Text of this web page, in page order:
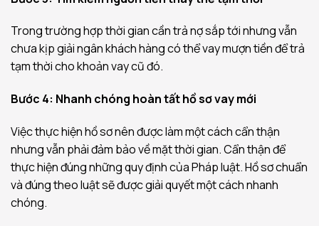
Trong trường hợp thời gian cần trả nợ sắp tới nhưng vẫn
chưa kịp giải ngân khách hàng có thể vay mượn tiền để trả
tạm thời cho khoản vay cũ đó.
Bước 4: Nhanh chóng hoàn tất hồ sơ vay mới
Việc thực hiện hồ sơ nên được làm một cách cẩn thận
nhưng vẫn phải đảm bảo về mặt thời gian. Cẩn thận để
thực hiện đúng những quy định của Pháp luật. Hồ sơ chuẩn
và đúng theo luật sẽ được giải quyết một cách nhanh
chóng.